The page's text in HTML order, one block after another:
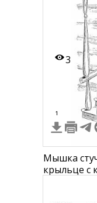
3
1
Мышка
крыльце с